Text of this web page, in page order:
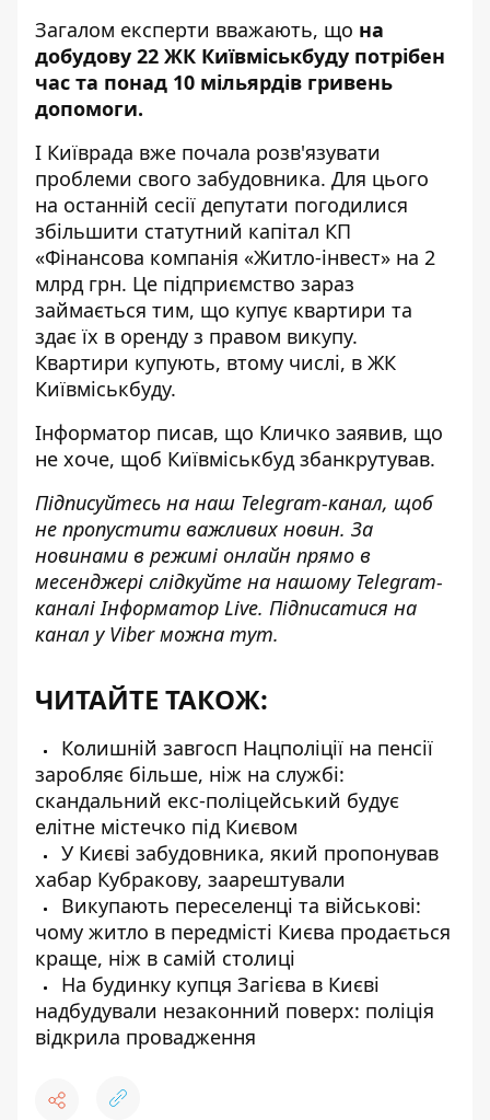
Загалом експерти вважають, що на
добудову 22 ЖК Київміськбуду потрібен
час та понад 10 мільярдів гривень
допомоги.
І Київрада вже почала розв'язувати
проблеми свого забудовника. Для цього
на останній сесії депутати погодилися
збільшити статутний капітал КП
«Фінансова компанія «Житло-інвест» на 2
млрд грн. Це підприємство зараз
займається тим, що купує квартири та
здає їх в оренду з правом викупу.
Квартири купують, втому числі, в ЖК
Київміськбуду.
Інформатор писав, що Кличко заявив, що
не хоче, щоб Київміськбуд збанкрутував.
Підписуйтесь на наш Telegram-канал, щоб
не пропустити важливих новин. За
новинами в режимі онлайн прямо в
месенджері слідкуйте на нашому Telegram-
каналі Інформатор Live. Підписатися на
канал у Viber можна тут.
ЧИТАЙТЕ ТАКОЖ:
Колишній завгосп Нацполіції на пенсії
заробляє більше, ніж на службі:
скандальний екс-поліцейський будує
елітне містечко під Києвом
У Києві забудовника, який пропонував
хабар Кубракову, заарештували
Викупають переселенці та військові:
чому житло в передмісті Києва продається
краще, ніж в самій столиці
На будинку купця Загієва в Києві
надбудували незаконний поверх: поліція
відкрила провадження